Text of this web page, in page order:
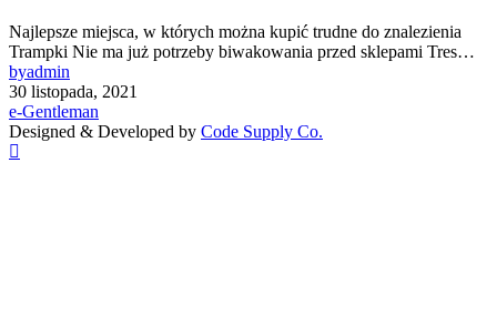
Najlepsze miejsca, w których można kupić trudne do znalezienia
Trampki Nie ma już potrzeby biwakowania przed sklepami Tres…
byadmin
30 listopada, 2021
e-Gentleman
Designed & Developed by Code Supply Co.